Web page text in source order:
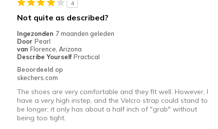
Sizing
View On Shoes
I'm Into Shoes
4
Not quite as described?
Ingezonden 7 maanden geleden
Door Pearl
van Florence, Arizona
Describe Yourself Practical
Beoordeeld op
skechers.com
The shoes are very comfortable and they fit well. However, I
have a very high instep, and the Velcro strap could stand to
be longer; it only has about a half inch of "grab" without
being too tight.